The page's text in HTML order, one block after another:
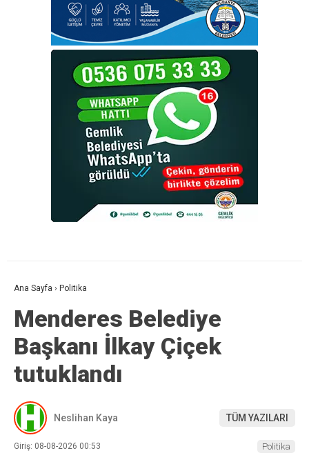
Ana Sayfa › Politika
Menderes Belediye
Başkanı İlkay Çiçek
tutuklandı
Neslihan Kaya TÜM YAZILARI
Giriş: 08-08-2026 00:53
Politika